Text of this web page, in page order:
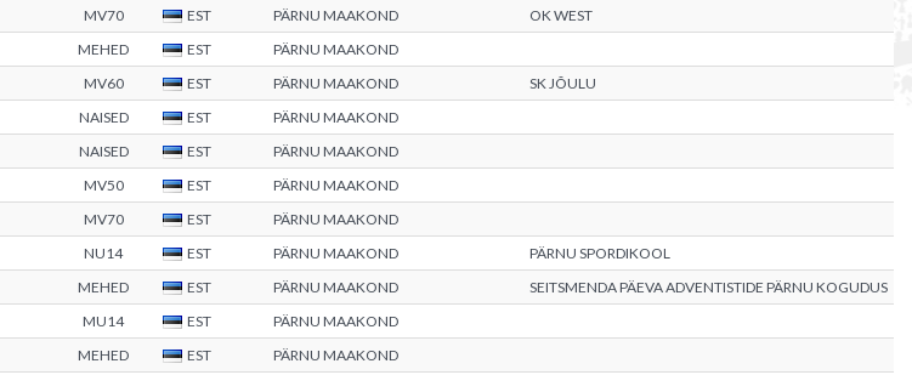
MV70 EST PÄRNU MAAKOND
OK WEST
MEHED EST
PÄRNU MAAKOND
MV60 EST PÄRNU MAAKOND
SK JÕULU
NAISED EST
PÄRNU MAAKOND
NAISED EST
PÄRNU MAAKOND
MV50 EST
PÄRNU MAAKOND
MV70 EST
PÄRNU MAAKOND
NU14 EST PÄRNU MAAKOND
PÄRNU SPORDIKOOL
MEHED EST PÄRNU MAAKOND
SEITSMENDA PÄEVA ADVENTISTIDE PÄRNU KOGUDUS
MU14 EST
PÄRNU MAAKOND
MEHED EST
PÄRNU MAAKOND